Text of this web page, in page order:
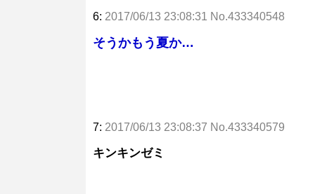
6: 2017/06/13 23:08:31 No.433340548
そうかもう夏か…
7: 2017/06/13 23:08:37 No.433340579
キンキンゼミ